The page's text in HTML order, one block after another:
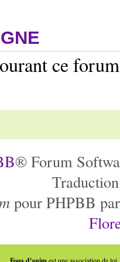
ce
® Forum
pour PHPBB